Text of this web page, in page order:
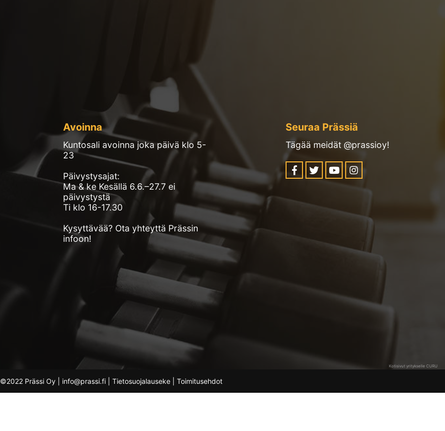
Avoinna
Kuntosali avoinna joka päivä klo 5-
23
Päivystysajat:
Ma & ke Kesällä 6.6.–27.7 ei
päivystystä
Ti klo 16-17.30
Kysyttävää? Ota yhteyttä Prässin
infoon!
Seuraa Prässiä
Tägää meidät @prassioy!
Kotisivut yritykselle CURU
©2022 Prässi Oy | info@prassi.fi | Tietosuojalauseke Toimitusehdot